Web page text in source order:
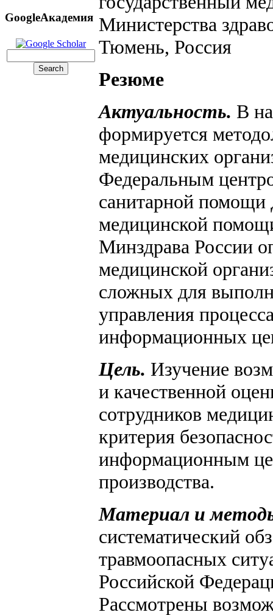
GoogleАкадемия Министерства
Тюмень, Россия
Резюме
Актуальность. В
формируется
медицинских
Федеральным
санитарной помощи
медицинской
Минздрава России
медицинской
сложных для
управления
информационных
Цель. Изучение
и качественной
сотрудников
критерия
информационным
производства.
Материал и
систематический
травмоопасных
Российской
Рассмотрены